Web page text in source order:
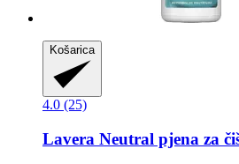
Košarica
4.0 (25)
Lavera Neutral pjena za